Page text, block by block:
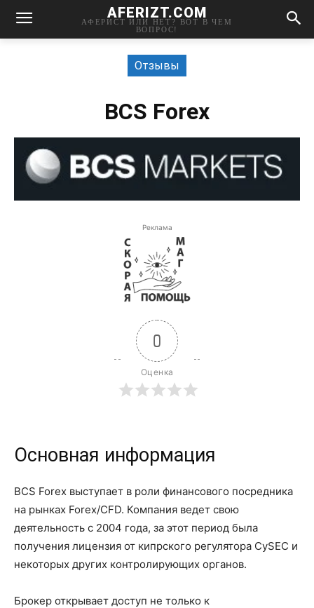
AFERIZT.COM
АФЕРИСТ ИЛИ НЕТ? ВОТ В ЧЕМ
ВОПРОС!
Отзывы
BCS Forex
Реклама
0
Оценка
Основная информация
BCS Forex выступает в роли финансового посредника
на рынках Forex/CFD. Компания ведет свою
деятельность с 2004 года, за этот период была
получения лицензия от кипрского регулятора CySEC и
некоторых других контролирующих органов.
Брокер открывает доступ не только к